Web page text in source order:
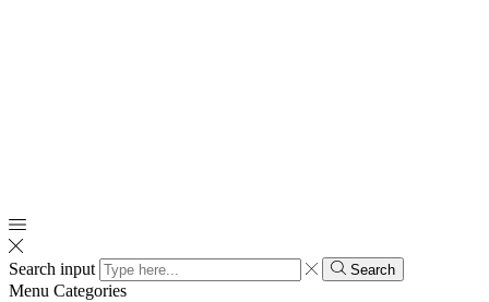
Search input Search
Menu Categories